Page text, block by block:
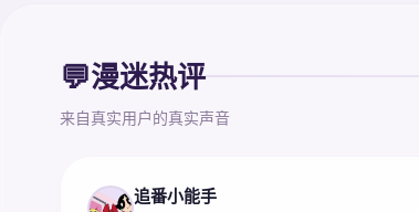
💬漫迷热评
来自真实用户的真实声音
追番小能手